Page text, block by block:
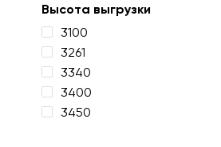
Высота выгрузки
3100
3261
3340
3400
3450